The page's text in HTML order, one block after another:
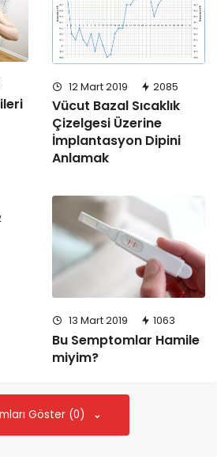
12 Mart 2019 2085
Vücut Bazal Sıcaklık
Çizelgesi Üzerine
İmplantasyon Dipini
Anlamak
13 Mart 2019 1063
Bu Semptomlar Hamile
miyim?
Göster (0)